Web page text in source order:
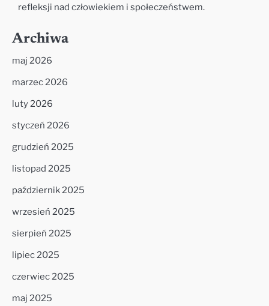
refleksji nad człowiekiem i społeczeństwem.
Archiwa
maj 2026
marzec 2026
luty 2026
styczeń 2026
grudzień 2025
listopad 2025
październik 2025
wrzesień 2025
sierpień 2025
lipiec 2025
czerwiec 2025
maj 2025